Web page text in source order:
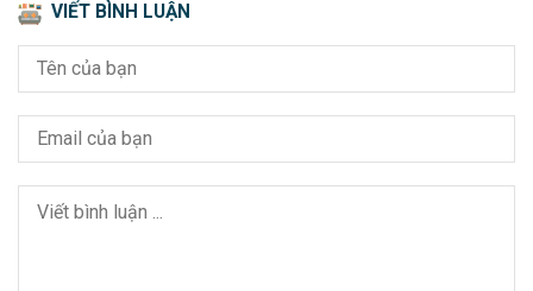
VIẾT BÌNH LUẬN